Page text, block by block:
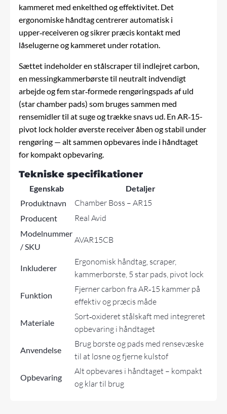
kammeret med enkelthed og effektivitet. Det
ergonomiske håndtag centrerer automatisk i
upper‑receiveren og sikrer præcis kontakt med
låselugerne og kammeret under rotation.
Sættet indeholder en stålscraper til indlejret carbon,
en messingkammerbørste til neutralt indvendigt
arbejde og fem star‑formede rengøringspads af uld
(star chamber pads) som bruges sammen med
rensemidler til at suge og trække snavs ud. En AR‑15-
pivot lock holder øverste receiver åben og stabil under
rengøring — alt sammen opbevares inde i håndtaget
for kompakt opbevaring.
Tekniske specifikationer
Egenskab
Detaljer
Produktnavn
Chamber Boss – AR15
Producent Real Avid
Modelnummer
/ SKU
AVAR15CB
Inkluderer
Ergonomisk håndtag, scraper,
kammerbørste, 5 star pads, pivot lock
Funktion
Fjerner carbon fra AR‑15 kammer på
effektiv og præcis måde
Materiale
Sort‑oxideret stålskaft med integreret
opbevaring i håndtaget
Anvendelse
Brug børste og pads med rensevæske
til at løsne og fjerne kulstof
Opbevaring
Alt opbevares i håndtaget – kompakt
og klar til brug